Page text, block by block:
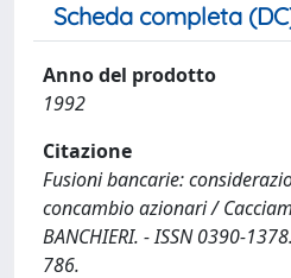
Scheda completa
Anno del prodotto
1992
Citazione
Fusioni bancarie:
concambio azionari /
BANCHIERI. - ISSN 0390-
786.